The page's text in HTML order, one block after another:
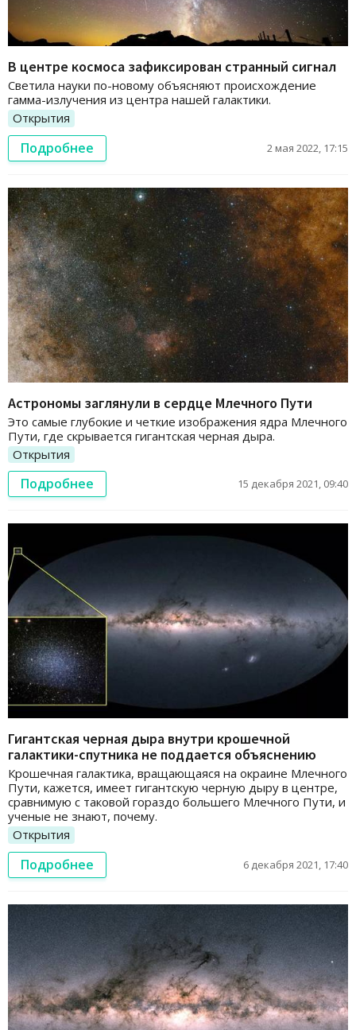
В центре космоса зафиксирован странный сигнал
Светила науки по-новому объясняют происхождение
гамма-излучения из центра нашей галактики.
Открытия
Подробнее 2 мая 2022, 17:15
Астрономы заглянули в сердце Млечного Пути
Это самые глубокие и четкие изображения ядра Млечного
Пути, где скрывается гигантская черная дыра.
Открытия
Подробнее 15 декабря 2021, 09:40
Гигантская черная дыра внутри крошечной
галактики-спутника не поддается объяснению
Крошечная галактика, вращающаяся на окраине Млечного
Пути, кажется, имеет гигантскую черную дыру в центре,
сравнимую с таковой гораздо большего Млечного Пути, и
ученые не знают, почему.
Открытия
Подробнее 6 декабря 2021, 17:40